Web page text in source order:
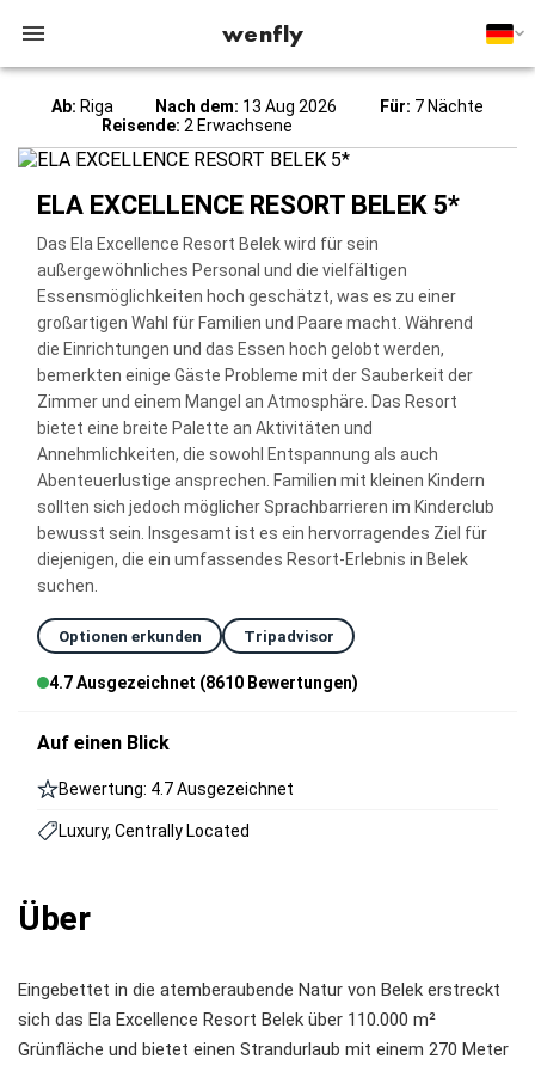
wenfly
Ab: Riga Nach dem: 13 Aug 2026 Für: 7 Nächte
Reisende: 2 Erwachsene
ELA EXCELLENCE RESORT BELEK 5*
Das Ela Excellence Resort Belek wird für sein
außergewöhnliches Personal und die vielfältigen
Essensmöglichkeiten hoch geschätzt, was es zu einer
großartigen Wahl für Familien und Paare macht. Während
die Einrichtungen und das Essen hoch gelobt werden,
bemerkten einige Gäste Probleme mit der Sauberkeit der
Zimmer und einem Mangel an Atmosphäre. Das Resort
bietet eine breite Palette an Aktivitäten und
Annehmlichkeiten, die sowohl Entspannung als auch
Abenteuerlustige ansprechen. Familien mit kleinen Kindern
sollten sich jedoch möglicher Sprachbarrieren im Kinderclub
bewusst sein. Insgesamt ist es ein hervorragendes Ziel für
diejenigen, die ein umfassendes Resort-Erlebnis in Belek
suchen.
Optionen erkunden Tripadvisor
4.7 Ausgezeichnet (8610 Bewertungen)
Auf einen Blick
Bewertung: 4.7 Ausgezeichnet
Luxury, Centrally Located
Über
Eingebettet in die atemberaubende Natur von Belek erstreckt
sich das Ela Excellence Resort Belek über 110.000 m²
Grünfläche und bietet einen Strandurlaub mit einem 270 Meter